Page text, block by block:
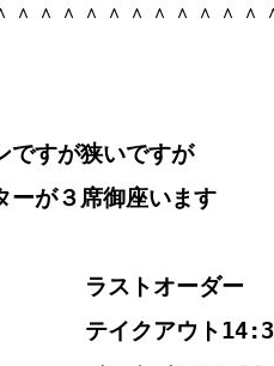
＾＾＾＾＾＾＾＾＾＾
すが狭いですが
が３席御座います
ラストオーダー
テイクアウト